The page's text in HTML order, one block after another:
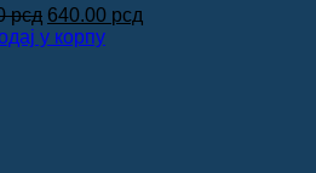
рсд Оригинална
цена
640.00 рсд
у корпу